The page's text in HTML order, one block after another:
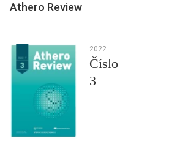
Athero Review
2022
Číslo
3